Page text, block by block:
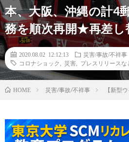
本、大阪、沖縄の計4
務を順次再開★再差し
2020.08.02 12:12:13
災害/事故/不祥事
コロナショック
災害 プレスリリースな
HOME 災害/事故/不祥事 【新型